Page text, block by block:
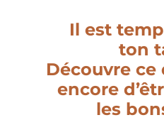
Il est
ton
Découvre ce
encore
les